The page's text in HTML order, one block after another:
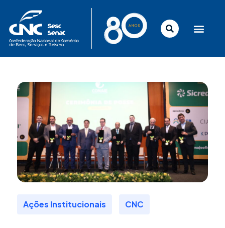
conteúdo
Ações Institucionais CNC